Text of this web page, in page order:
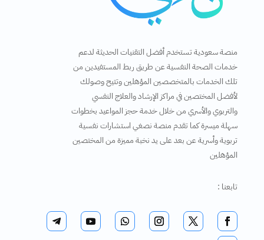
منصة سعودية تستخدم أفضل التقنيات الحديثة لدعم
خدمات الصحة النفسية عن طريق ربط المستفيدين من
تلك الخدمات بالمتخصصين المؤهلين وتتيح وصولك
لأفضل المختصين في مراكز الإرشاد والعلاج النفسي
والتربوي والأسري من خلال خدمة حجز المواعيد بخطوات
سهلة ميسرة كما تقدم منصة نصغي استشارات نفسية
تربوية وأسرية عن بعد على يد نخبة مميزة من المختصين
المؤهلين
تابعنا :